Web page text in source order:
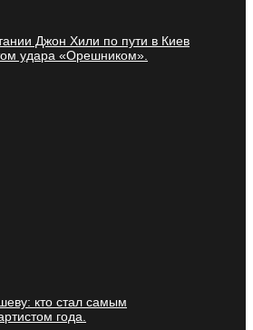
Джон Хили по пути в Киев
удара «Орешником».
кто стал самым
года.